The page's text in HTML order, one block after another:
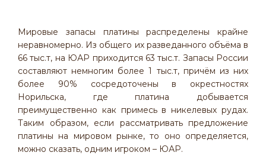
Мировые запасы платины распределены крайне
неравномерно. Из общего их разведанного объёма в
66 тыс.т, на ЮАР приходится 63 тыс.т. Запасы России
составляют немногим более 1 тыс.т, причём из них
более 90% сосредоточены в окрестностях
Норильска, где платина добывается
преимущественно как примесь в никелевых рудах.
Таким образом, если рассматривать предложение
платины на мировом рынке, то оно определяется,
можно сказать, одним игроком – ЮАР.